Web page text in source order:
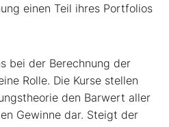
einen Teil ihres Portfolios
bei der Berechnung der
Rolle. Die Kurse stellen
den Barwert aller
Gewinne dar. Steigt der